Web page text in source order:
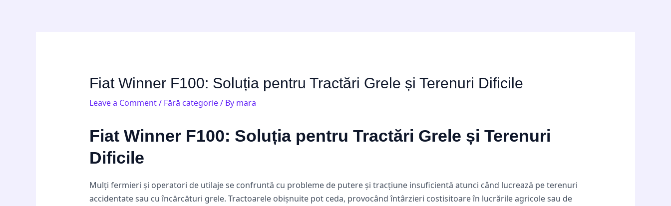
Fiat Winner F100: Soluția pentru Tractări Grele și Terenuri Dificile
Leave a Comment/ Fără categorie/ By mara
Fiat Winner F100: Soluția pentru Tractări Grele și Terenuri
Dificile
Mulți fermieri și operatori de utilaje se confruntă cu probleme de putere și tracțiune insuficientă atunci când lucrează pe terenuri
accidentate sau cu încărcături grele. Tractoarele obișnuite pot ceda, provocând întârzieri costisitoare în lucrările agricole sau de